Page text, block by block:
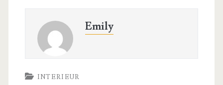
Emily
INTERIEUR